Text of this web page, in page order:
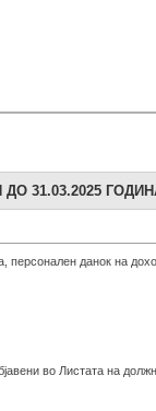
31.03.2025
данок на
во Листата на